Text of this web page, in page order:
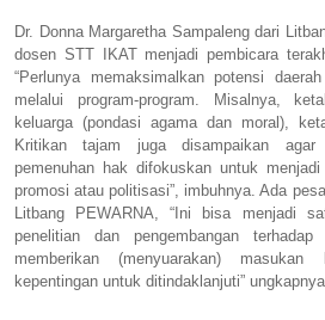
Dr. Donna Margaretha Sampaleng dari
dosen STT IKAT menjadi pembicara
“Perlunya memaksimalkan potensi
melalui program-program. Misalnya,
keluarga (pondasi agama dan moral),
Kritikan tajam juga disampaikan agar
pemenuhan hak difokuskan untuk
promosi atau politisasi”, imbuhnya. Ada
Litbang PEWARNA, “Ini bisa menjadi
penelitian dan pengembangan
memberikan (menyuarakan)
kepentingan untuk ditindaklanjuti”